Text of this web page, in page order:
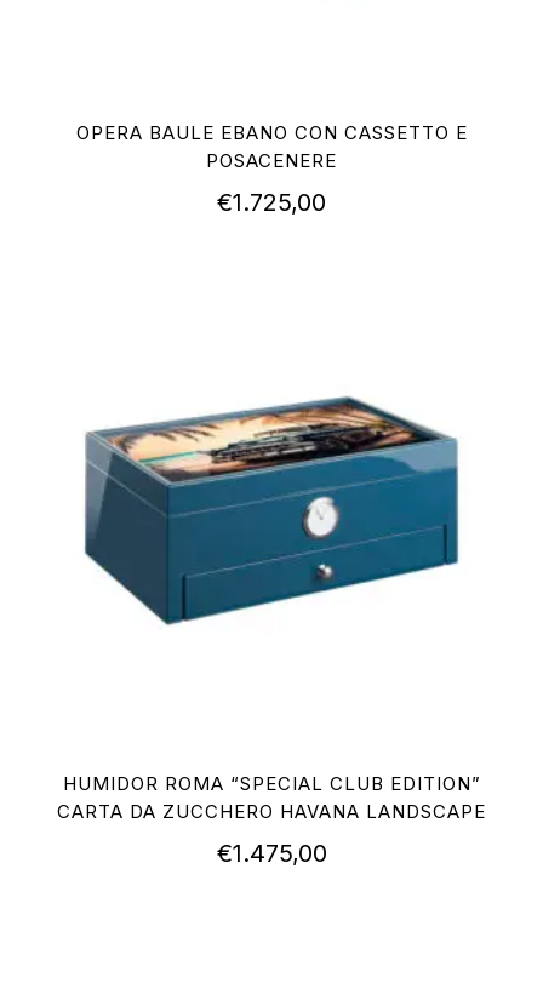
OPERA BAULE EBANO CON CASSETTO E
POSACENERE
€1.725,00
HUMIDOR ROMA “SPECIAL CLUB EDITION”
CARTA DA ZUCCHERO HAVANA LANDSCAPE
€1.475,00